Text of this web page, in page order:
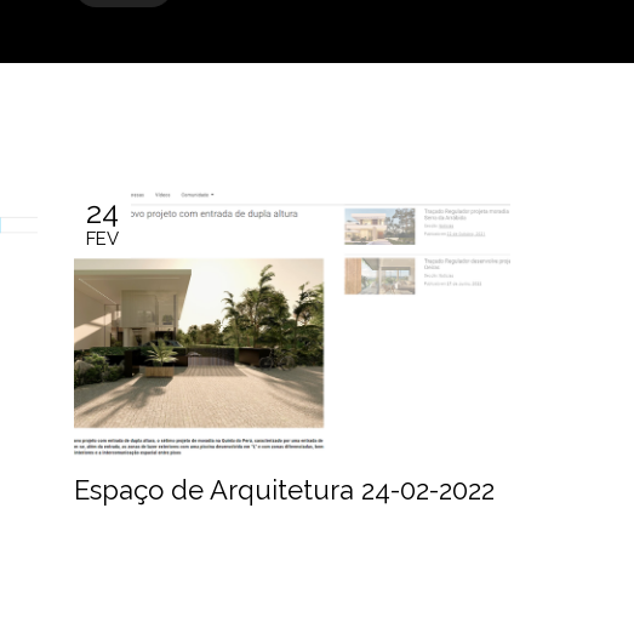
24
FEV
Espaço de Arquitetura 24-02-2022